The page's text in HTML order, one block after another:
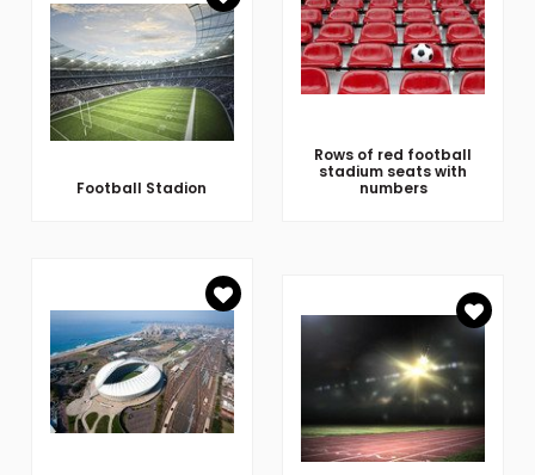
Football Stadion
Rows of red football
stadium seats with
numbers